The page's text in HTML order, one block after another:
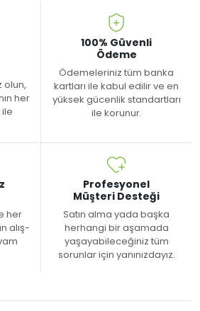
olun,
her
100% Güvenli
Ödeme
Ödemeleriniz tüm banka
kartları ile kabul edilir ve en
yüksek gücenlik standartları
ile korunur.
her
alış-
Profesyonel
Müşteri Desteği
Satın alma yada başka
herhangi bir aşamada
yaşayabileceğiniz tüm
sorunlar için yanınızdayız.